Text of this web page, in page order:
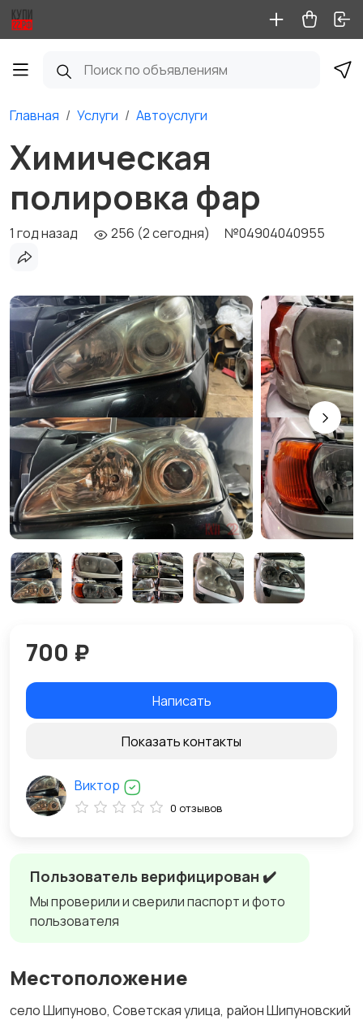
Главная Услуги Автоуслуги
Химическая
полировка фар
1 год назад 256 (2 сегодня) №04904040955
Пользователь верифицирован ✔️
Мы проверили и сверили паспорт и фото
пользователя
Местоположение
село Шипуново, Советская улица, район Шипуновский
700 ₽
Написать
Показать контакты
Виктор
0 отзывов